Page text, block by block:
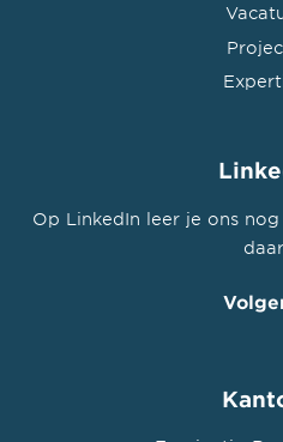
Op LinkedIn leer je ons